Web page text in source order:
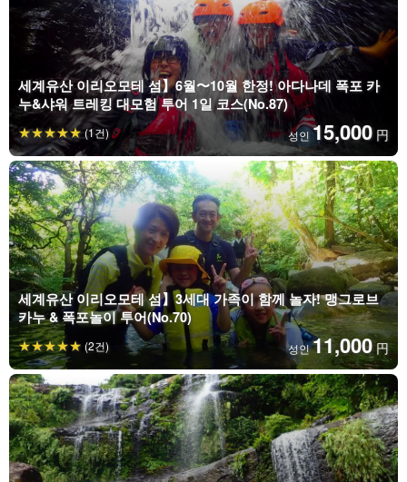
세계유산 이리오모테 섬】6월〜10월 한정! 아다나데 폭포 카
누&샤워 트레킹 대모험 투어 1일 코스(No.87)
성인15,000 円
(1건)
세계유산 이리오모테 섬】3세대 가족이 함께 놀자! 맹그로브
카누 & 폭포놀이 투어(No.70)
성인11,000 円
(2건)